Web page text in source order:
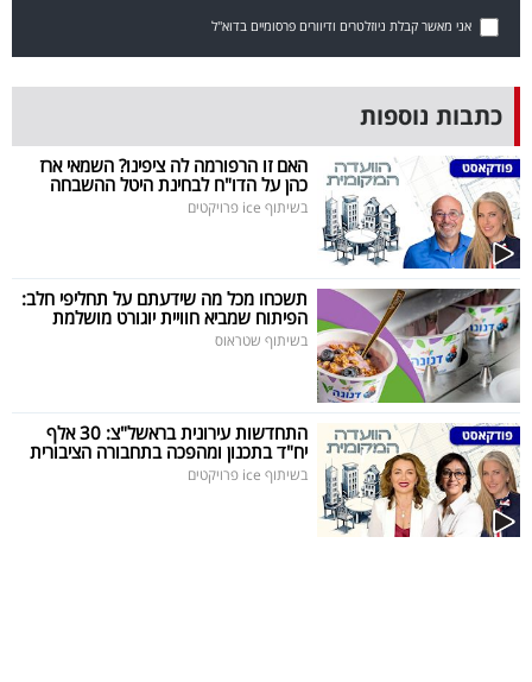
אני מאשר קבלת ניוזלטרים ודיוורים פרסומיים בדוא"ל
כתבות נוספות
האם זו הרפורמה לה ציפינו? השמאי ארז
כהן על הדו"ח לבחינת היטל ההשבחה
בשיתוף ice פרויקטים
תשכחו מכל מה שידעתם על תחליפי חלב:
הפיתוח שמביא חוויית יוגורט מושלמת
בשיתוף שטראוס
התחדשות עירונית בראשל"צ: 30 אלף
יח"ד בתכנון ומהפכה בתחבורה הציבורית
בשיתוף ice פרויקטים